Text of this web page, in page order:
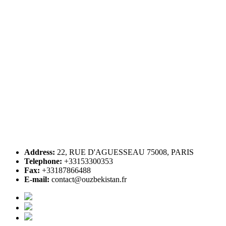
Address: 22, RUE D'AGUESSEAU 75008, PARIS
Telephone: +33153300353
Fax: +33187866488
E-mail: contact@ouzbekistan.fr